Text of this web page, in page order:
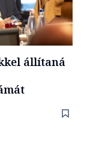
állítaná